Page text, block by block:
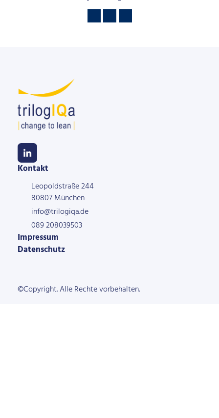
Kontakt
Leopoldstraße 244
80807 München
info@trilogiqa.de
089 208039503
Impressum
Datenschutz
©Copyright. Alle Rechte vorbehalten.